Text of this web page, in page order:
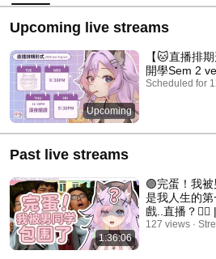
Upcoming live streams
Upcoming
【🐱直播排
開學Sem 2
Scheduled for
Past live streams
1:36:06
🟣完蛋！我
是我人生的
戲..直播？
127 views